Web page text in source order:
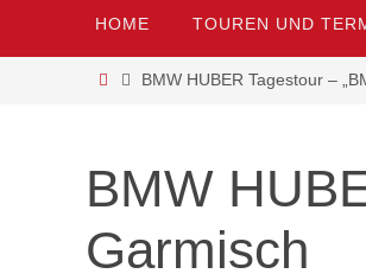
HOME TOUREN UND
BMW HUBER Tagestour –
BMW
Garmisch